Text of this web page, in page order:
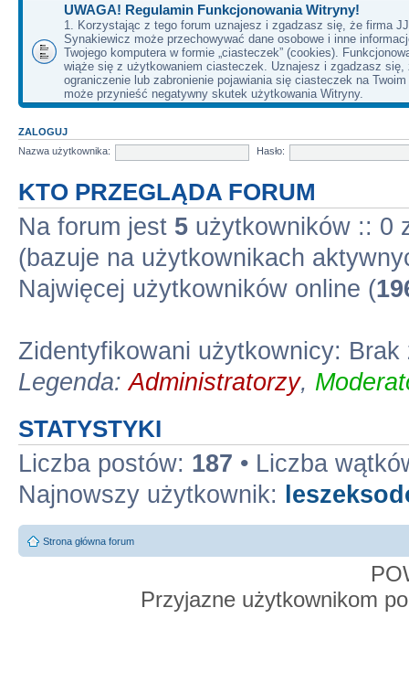
UWAGA! Regulamin Funkcjonowania Witryny!
1. Korzystając z tego forum uznajesz i zgadzasz się, że firma
Synakiewicz może przechowywać dane osobowe i inne
Twojego komputera w formie „ciasteczek” (cookies).
wiąże się z użytkowaniem ciasteczek. Uznajesz i zgadzasz się,
ograniczenie lub zabronienie pojawiania się ciasteczek na
może przynieść negatywny skutek użytkowania Witryny.
ZALOGUJ
Nazwa użytkownika:
Hasło:
KTO PRZEGLĄDA FORUM
Na forum jest 5 użytkowników :: 0
(bazuje na użytkownikach
Najwięcej użytkowników online (
Zidentyfikowani użytkownicy:
Legenda:Administratorzy,
STATYSTYKI
Liczba postów: 187 • Liczba
Najnowszy użytkownik:
Strona główna forum
Przyjazne użytkownikom